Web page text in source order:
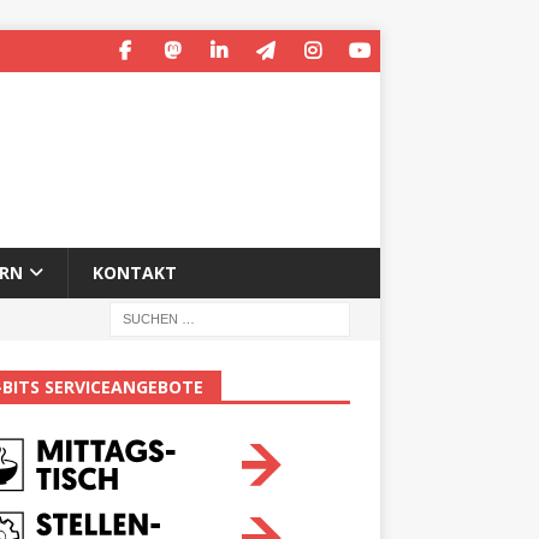
KONTAKT
SERVICEANGEBOTE